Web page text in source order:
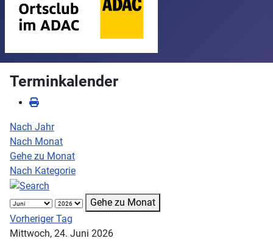
Terminkalender
Nach Jahr
Nach Monat
Gehe zu Monat
Nach Kategorie
Gehe zu Monat
Vorheriger Tag
Mittwoch, 24. Juni 2026